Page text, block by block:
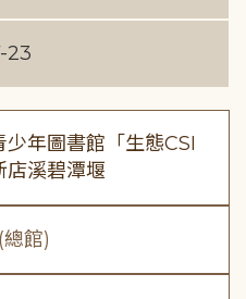
23
少年圖書館「生態CSI
店溪碧潭堰
館)